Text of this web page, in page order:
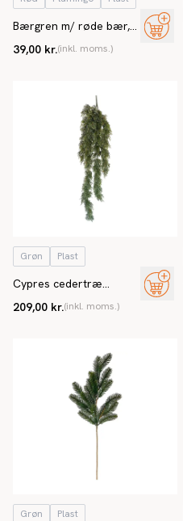
Bærgren m/ røde bær,
39,00 kr.(inkl. moms.)
Grøn Plast
Cypres cedertræ
plante
209,00 kr.(inkl. moms.)
Grøn Plast